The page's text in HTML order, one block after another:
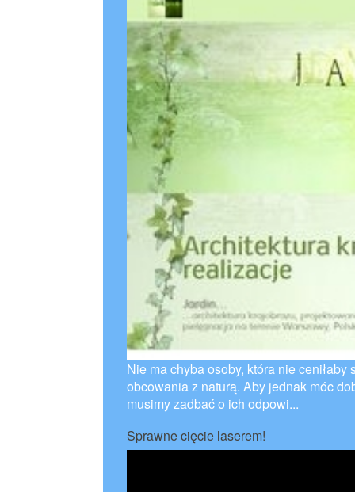
Nie ma chyba osoby, która nie
obcowania z naturą. Aby jednak móc
musimy zadbać o ich odpowi...
Sprawne cięcie laserem!